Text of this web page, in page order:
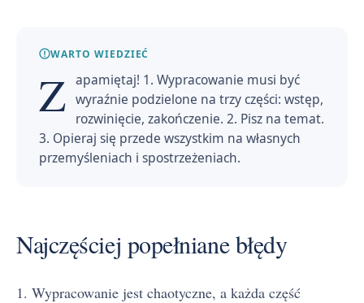
WARTO WIEDZIEĆ
Z apamiętaj! 1. Wypracowanie musi być
wyraźnie podzielone na trzy części: wstęp,
rozwinięcie, zakończenie. 2. Pisz na temat.
3. Opieraj się przede wszystkim na własnych
przemyśleniach i spostrzeżeniach.
Najczęściej popełniane błędy
1. Wypracowanie jest chaotyczne, a każda część